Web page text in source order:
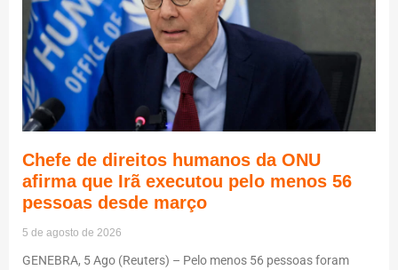
Chefe de direitos humanos da ONU
afirma que Irã executou pelo menos 56
pessoas desde março
5 de agosto de 2026
GENEBRA, 5 Ago (Reuters) – Pelo menos 56 pessoas foram